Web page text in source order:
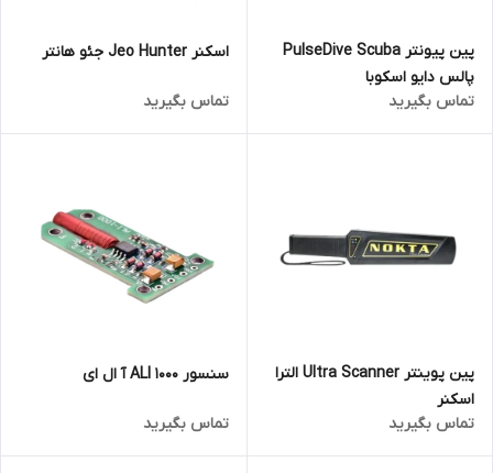
پین پیونتر PulseDive Scuba
پالس دایو اسکوبا
تماس بگیرید
اسکنر Jeo Hunter جئو هانتر
تماس بگیرید
پین پوینتر Ultra Scanner الترا
اسکنر
تماس بگیرید
سنسور ALI 1000 آ ال ای
تماس بگیرید